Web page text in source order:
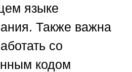
языке
Также важна
со
кодом